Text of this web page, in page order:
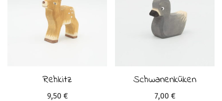
Rehkitz
9,50 €
Schwanenküken
7,00 €